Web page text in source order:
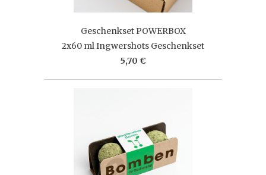
Geschenkset POWERBOX
2x60 ml Ingwershots Geschenkset
5,70 €